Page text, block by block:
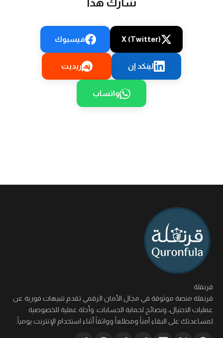
شارك هذا
X (Twitter) فيسبوك
لينكد إن ريديت
واتساب
قرنفلة
قرنفلة منصة موثوقة في مجال الأمان الرقمي تقدم تنبيهات فورية عن
عمليات الاحتيال، ونصائح لحماية الحسابات، وأدلة عملية للخصوصية
لمساعدتك على البقاء آمناً ومطلعاً وواثقاً أثناء استخدام الإنترنت يومياً.